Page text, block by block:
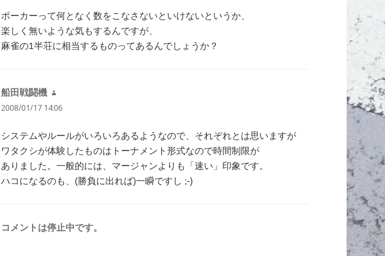
ポーカーって何となく数をこなさないといけないというか、
楽しく無いような気もするんですが、
麻雀の1半荘に相当するものってあるんでしょうか？
船田戦闘機
よ
り:
2008/01/17 14:06
システムやルールがいろいろあるようなので、それぞれとは思いますが
ワタクシが体験したものはトーナメント形式なので時間制限が
ありました。一般的には、マージャンよりも「速い」印象です。
ハコになるのも、(勝負に出れば)一瞬ですし ;-)
コメントは停止中です。